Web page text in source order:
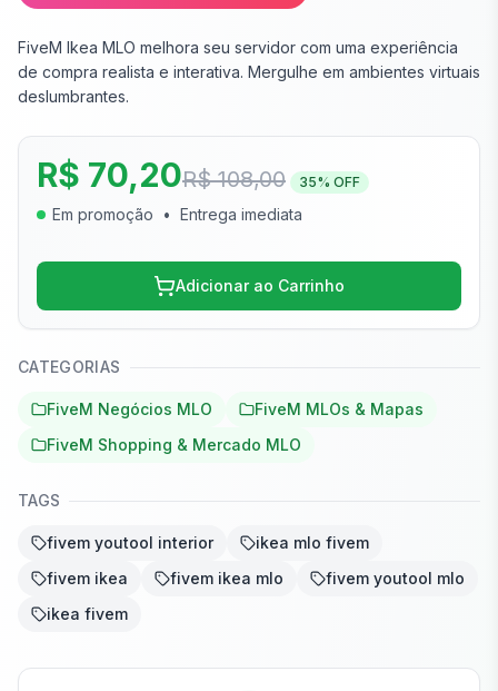
FiveM Ikea MLO melhora seu servidor com uma experiência
de compra realista e interativa. Mergulhe em ambientes virtuais
deslumbrantes.
R$ 70,20R$ 108,00 35% OFF
Em promoção • Entrega imediata
Adicionar ao Carrinho
CATEGORIAS
FiveM Negócios MLO
FiveM MLOs & Mapas
FiveM Shopping & Mercado MLO
TAGS
fivem youtool interior
ikea mlo fivem
fivem ikea
fivem ikea mlo
fivem youtool mlo
ikea fivem